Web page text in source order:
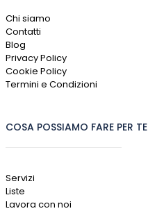
Chi siamo
Contatti
Blog
Privacy Policy
Cookie Policy
Termini e Condizioni
COSA POSSIAMO FARE PER TE
Servizi
Liste
Lavora con noi